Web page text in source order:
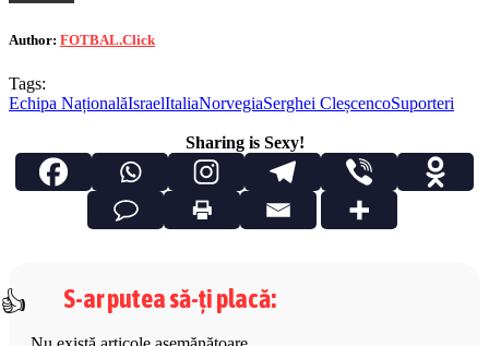
Author: FOTBAL.Click
Tags:
Echipa NaționalăIsraelItaliaNorvegiaSerghei CleșcencoSuporteri
Sharing is Sexy!
S-ar putea să-ți placă: